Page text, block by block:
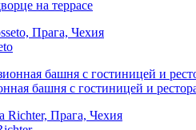
на террасе
башня с гостиницей и